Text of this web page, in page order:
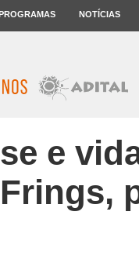
NOTÍCIAS
e